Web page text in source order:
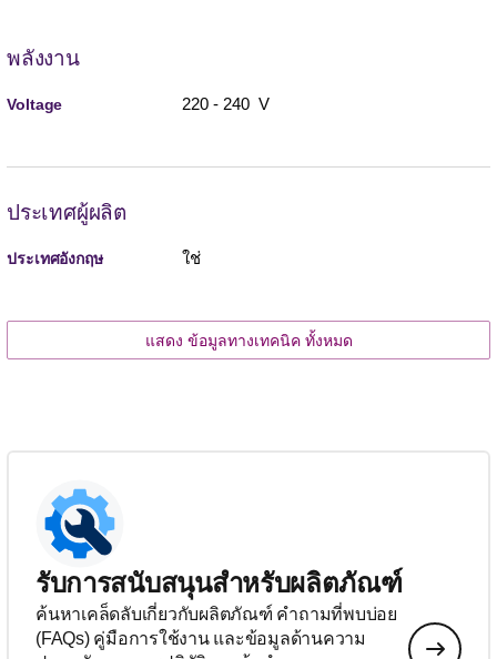
พลังงาน
Voltage 220 - 240 V
ประเทศผู้ผลิต
ประเทศอังกฤษ ใช่
แสดง ข้อมูลทางเทคนิค ทั้งหมด
รับการสนับสนุนสำหรับผลิตภัณฑ์
ค้นหาเคล็ดลับเกี่ยวกับผลิตภัณฑ์ คำถามที่พบบ่อย
(FAQs) คู่มือการใช้งาน และข้อมูลด้านความ